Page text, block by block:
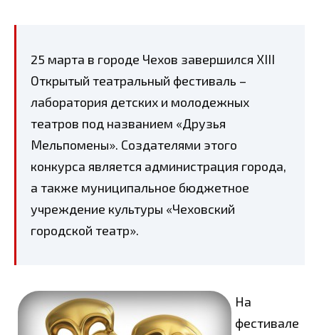
25 марта в городе Чехов завершился ХІІІ
Открытый театральный фестиваль –
лаборатория детских и молодежных
театров под названием «Друзья
Мельпомены». Создателями этого
конкурса является администрация города,
а также муниципальное бюджетное
учреждение культуры «Чеховский
городской театр».
На
фестивале